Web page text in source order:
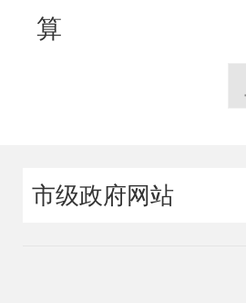
算
市级政府网站